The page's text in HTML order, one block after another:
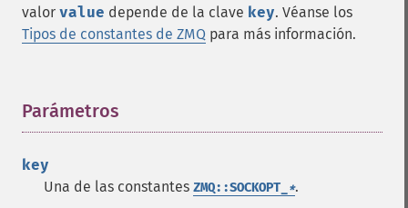
valor value depende de la clave key. Véanse los
Tipos de constantes de ZMQ para más información.
Parámetros
key
Una de las constantes ZMQ::SOCKOPT_ *.